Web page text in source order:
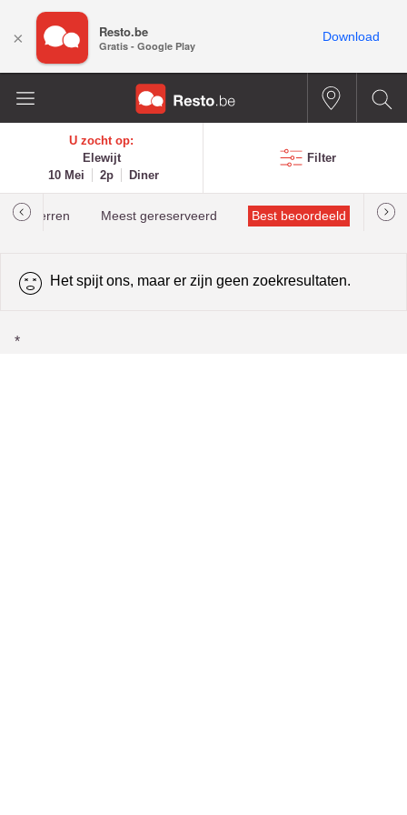
U zocht op:
Elewijt
10 Mei
2p Diner
Filter
Meest gereserveerd Best beoordeeld
Het spijt ons, maar er zijn geen zoekresultaten.
*
× Resto.be
Gratis - Google Play
Download